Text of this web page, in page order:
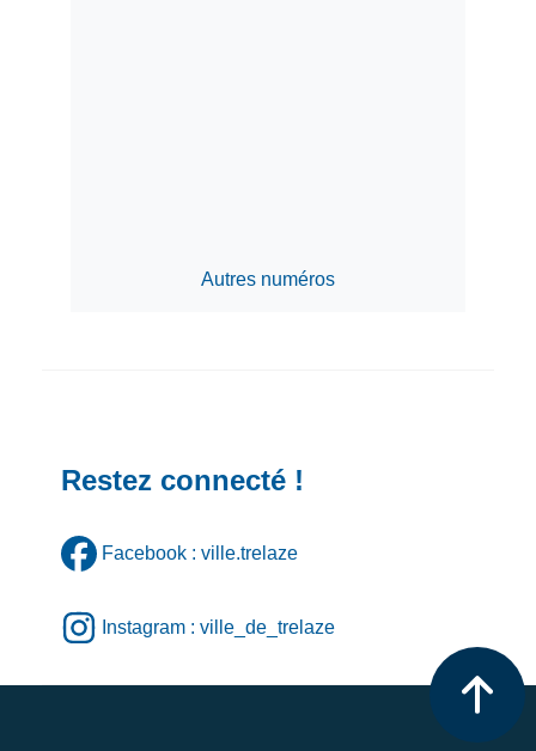
Autres numéros
Restez connecté !
Facebook : ville.trelaze
Instagram : ville_de_trelaze